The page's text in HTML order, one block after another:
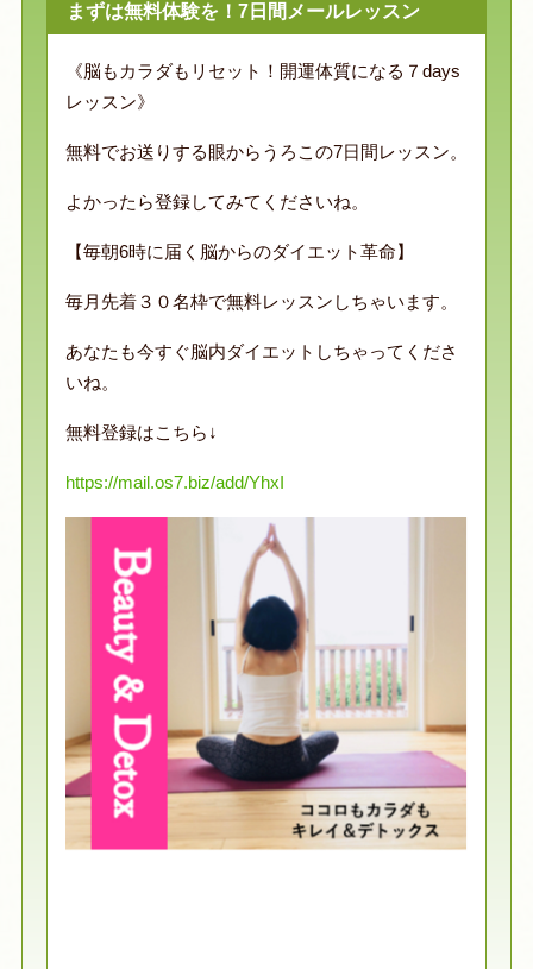
まずは無料体験を！7日間メールレッスン
《脳もカラダもリセット！開運体質になる７days
レッスン》
無料でお送りする眼からうろこの7日間レッスン。
よかったら登録してみてくださいね。
【毎朝6時に届く脳からのダイエット革命】
毎月先着３０名枠で無料レッスンしちゃいます。
あなたも今すぐ脳内ダイエットしちゃってくださ
いね。
無料登録はこちら↓
https://mail.os7.biz/add/YhxI